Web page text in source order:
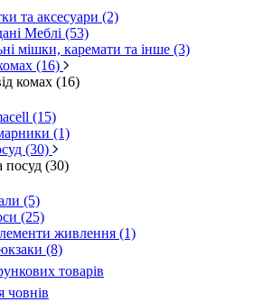
та аксесуари (2)
Меблі (53)
мішки, каремати та інше (3)
(16)
комах (16)
(15)
(1)
(30)
посуд (30)
(5)
(25)
живлення (1)
(8)
товарів
човнів